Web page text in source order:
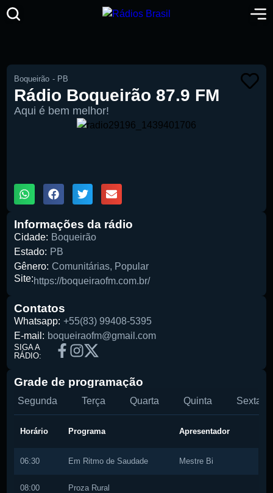
Boqueirão - PB
Rádio Boqueirão 87.9 FM
Aqui é bem melhor!
Informações da rádio
Cidade: Boqueirão
Estado: PB
Gênero: Comunitárias, Popular
Site:https://boqueiraofm.com.br/
Contatos
Whatsapp: +55(83) 99408-5395
E-mail: boqueiraofm@gmail.com
SIGA A
RÁDIO:
Grade de programação
Segunda Terça Quarta Quinta Sexta
Horário Programa Apresentador
06:30 Em Ritmo de Saudade Mestre Bi
08:00 Proza Rural